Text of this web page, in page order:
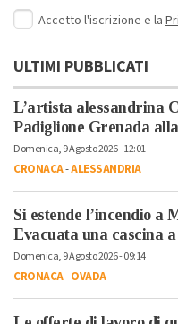
Accetto l'iscrizione e la
ULTIMI PUBBLICATI
L’artista alessandrina
Padiglione Grenada
Domenica, 9 Agosto 2026 - 12:01
CRONACA-ALESSANDRIA
Si estende l’incendio a
Evacuata una cascina a
Domenica, 9 Agosto 2026 - 09:14
CRONACA-OVADA